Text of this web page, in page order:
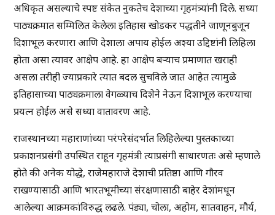
अधिकृत असल्याचे स्पष्ट संकेत नुकतेच देशाच्या गृहमंत्र्यांनी दिले. सध्या
पाठ्यक्रमात सम्मिलित केलेला इतिहास खोडकर पद्धतीने जाणूनबुजून
दिशाभूल करणारा आणि देशाला अपाय होईल अश्या उद्दिष्टांनी लिहिला
होता असा त्यावर आक्षेप आहे. हा आक्षेप बर्‍याच प्रमाणात खराही
असला तरीही ज्याप्रकारे त्यात बदल सुचविले जात आहेत त्यामुळे
इतिहासाच्या पाठ्यक्रमाला वेगळ्याच दिशेने नेऊन दिशाभूल करण्याचा
प्रयत्न होईल असे सध्या वातावरण आहे.
राजस्थानच्या महाराणांच्या परंपरेसंदर्भात लिहिलेल्या पुस्तकाच्या
प्रकाशनप्रसंगी उपस्थित राहून गृहमंत्री त्याप्रसंगी साधारणतः असे म्हणाले
होते की अनेक योद्धे, राजेमहाराजे देशाची प्रतिष्ठा आणि गौरव
राखण्यासाठी आणि भारतभूमीच्या संरक्षणासाठी बाहेर देशांमधून
आलेल्या आक्रमकांविरुद्ध लढले. पंड्या, चोला, अहोम, सातवाहन, मौर्य,